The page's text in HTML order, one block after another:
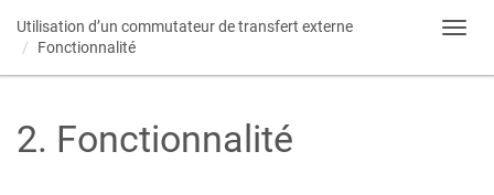
Utilisation d’un commutateur de transfert externe
Fonctionnalité
2. Fonctionnalité